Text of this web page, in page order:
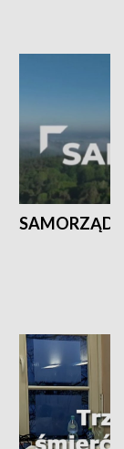
SAMORZĄD